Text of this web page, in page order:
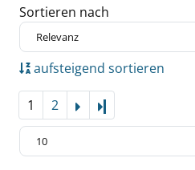
Zu den Suchfiltern springen
Sortieren nach
aufsteigend sortieren
1 2